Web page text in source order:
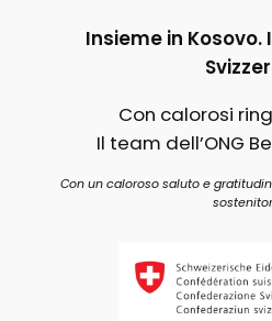
Insieme in
Con calorosi
Il team dell’ONG
Con un caloroso saluto e